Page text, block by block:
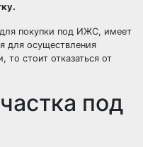
покупки под ИЖС, имеет
для осуществления
то стоит отказаться от
под